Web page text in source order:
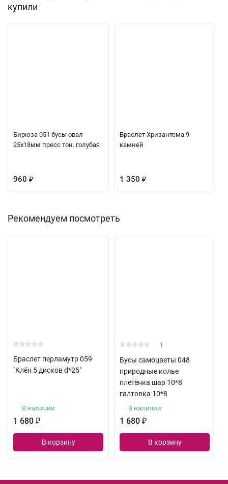
купили
Бирюза 051 бусы овал
25х18мм пресс тон. голубая
960 ₽
Браслет Хризантема 9
камней
1 350 ₽
Рекомендуем посмотреть
Браслет перламутр 059
"Клён 5 дисков d*25"
В наличии
1 680 ₽
В корзину
1
Бусы самоцветы 048
природные колье
плетёнка шар 10*8
галтовка 10*8
В наличии
1 680 ₽
В корзину